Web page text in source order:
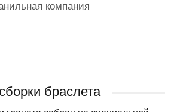
компания
браслета